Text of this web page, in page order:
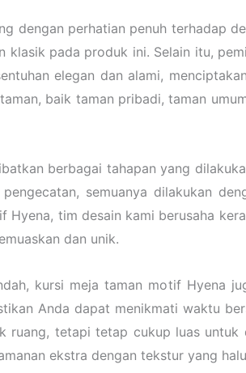
dengan perhatian penuh terhadap
klasik pada produk ini. Selain itu,
elegan dan alami,
baik taman pribadi, taman
berbagai tahapan yang
semuanya dilakukan
Hyena, tim desain kami berusaha
dan unik.
kursi meja taman motif Hyena
Anda dapat menikmati waktu
ruang, tetapi tetap cukup luas
ekstra dengan tekstur yang